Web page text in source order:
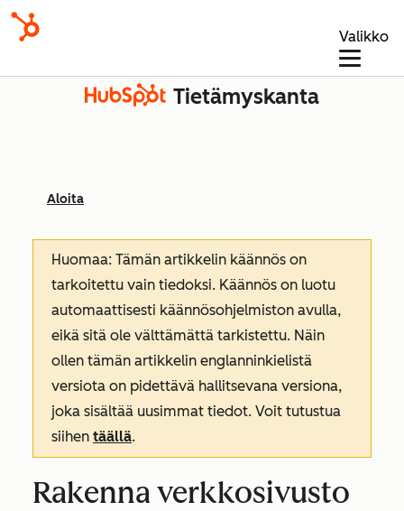
Valikko
Tietämyskanta
Aloita
Huomaa: Tämän artikkelin käännös on
tarkoitettu vain tiedoksi. Käännös on luotu
automaattisesti käännösohjelmiston avulla,
eikä sitä ole välttämättä tarkistettu. Näin
ollen tämän artikkelin englanninkielistä
versiota on pidettävä hallitsevana versiona,
joka sisältää uusimmat tiedot. Voit tutustua
siihen täällä.
Rakenna verkkosivusto